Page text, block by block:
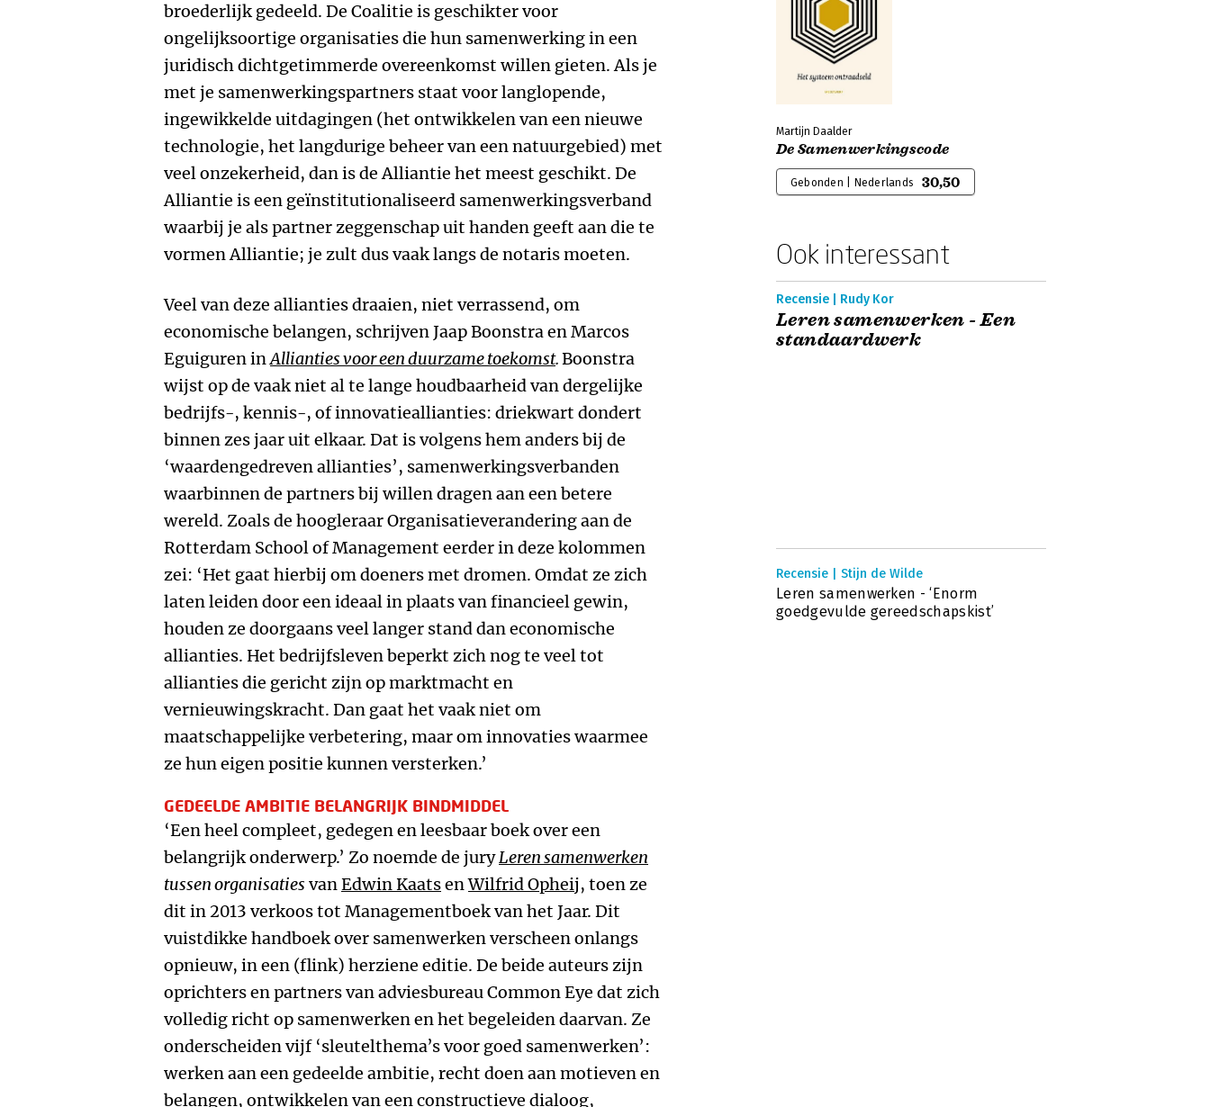
broederlijk gedeeld. De Coalitie is geschikter voor
ongelijksoortige organisaties die hun samenwerking in een
juridisch dichtgetimmerde overeenkomst willen gieten. Als je
met je samenwerkingspartners staat voor langlopende,
ingewikkelde uitdagingen (het ontwikkelen van een nieuwe
technologie, het langdurige beheer van een natuurgebied) met
veel onzekerheid, dan is de Alliantie het meest geschikt. De
Alliantie is een geïnstitutionaliseerd samenwerkingsverband
waarbij je als partner zeggenschap uit handen geeft aan die te
vormen Alliantie; je zult dus vaak langs de notaris moeten.
Veel van deze allianties draaien, niet verrassend, om
economische belangen, schrijven Jaap Boonstra en Marcos
Eguiguren inAllianties voor een duurzame toekomst.Boonstra
wijst op de vaak niet al te lange houdbaarheid van dergelijke
bedrijfs-, kennis-, of innovatieallianties: driekwart dondert
binnen zes jaar uit elkaar. Dat is volgens hem anders bij de
‘waardengedreven allianties’, samenwerkingsverbanden
waarbinnen de partners bij willen dragen aan een betere
wereld. Zoals de hoogleraar Organisatieverandering aan de
Rotterdam School of Management eerder in deze kolommen
zei: ‘Het gaat hierbij om doeners met dromen. Omdat ze zich
laten leiden door een ideaal in plaats van financieel gewin,
houden ze doorgaans veel langer stand dan economische
allianties. Het bedrijfsleven beperkt zich nog te veel tot
allianties die gericht zijn op marktmacht en
vernieuwingskracht. Dan gaat het vaak niet om
maatschappelijke verbetering, maar om innovaties waarmee
ze hun eigen positie kunnen versterken.’
GEDEELDE AMBITIE BELANGRIJK BINDMIDDEL
‘Een heel compleet, gedegen en leesbaar boek over een
belangrijk onderwerp.’ Zo noemde de juryLeren samenwerken
tussen organisaties vanEdwin KaatsenWilfrid Opheij, toen ze
dit in 2013 verkoos tot Managementboek van het Jaar. Dit
vuistdikke handboek over samenwerken verscheen onlangs
opnieuw, in een (flink) herziene editie. De beide auteurs zijn
oprichters en partners van adviesbureau Common Eye dat zich
volledig richt op samenwerken en het begeleiden daarvan. Ze
onderscheiden vijf ‘sleutelthema’s voor goed samenwerken’:
werken aan een gedeelde ambitie, recht doen aan motieven en
belangen, ontwikkelen van een constructieve dialoog,
Martijn Daalder
De Samenwerkingscode
Gebonden | Nederlands 30,50
Ook interessant
Recensie | Rudy Kor
Leren samenwerken - Een
standaardwerk
Recensie | Stijn de Wilde
Leren samenwerken - ‘Enorm
goedgevulde gereedschapskist’